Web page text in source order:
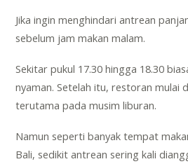
Jika ingin menghindari antrean
sebelum jam makan malam.
Sekitar pukul 17.30 hingga 18.30
nyaman. Setelah itu, restoran mulai
terutama pada musim liburan.
Namun seperti banyak tempat
Bali, sedikit antrean sering kali